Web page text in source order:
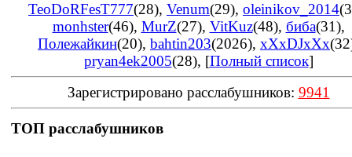
TeoDoRFesT777(28), Venum(29), oleinikov_2014
monhster(46), MurZ(27), VitKuz(48), биба(31),
Полежайкин(20), bahtin203(2026), xXxDJxXx
pryan4ek2005(28), [Полный список]
Зарегистрировано расслабушников: 9941
ТОП расслабушников